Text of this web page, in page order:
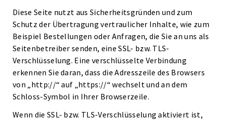
Diese Seite nutzt aus Sicherheitsgründen und zum
Schutz der Übertragung vertraulicher Inhalte, wie zum
Beispiel Bestellungen oder Anfragen, die Sie an uns als
Seitenbetreiber senden, eine SSL- bzw. TLS-
Verschlüsselung. Eine verschlüsselte Verbindung
erkennen Sie daran, dass die Adresszeile des Browsers
von „http://“ auf „https://“ wechselt und an dem
Schloss-Symbol in Ihrer Browserzeile.
Wenn die SSL- bzw. TLS-Verschlüsselung aktiviert ist,